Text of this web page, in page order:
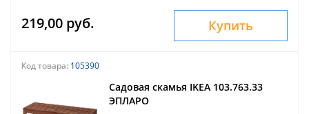
219,00 руб. Купить
Код товара: 105390
Садовая скамья IKEA 103.763.33
ЭПЛАРО